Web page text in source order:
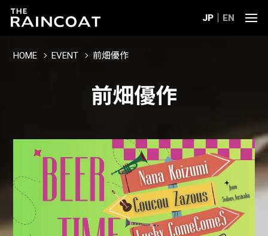
JP EN
HOME EVENT 前畑優作
前畑優作